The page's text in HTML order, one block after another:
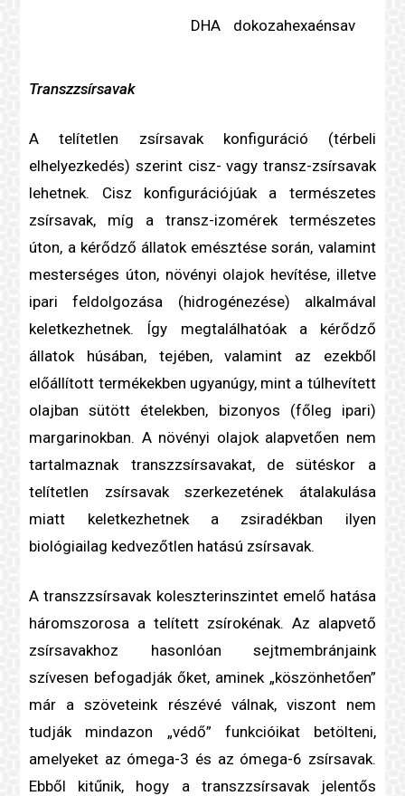
DHA dokozahexaénsav
Transzzsírsavak
Atelítetlen zsírsavak konfiguráció (térbeli
elhelyezkedés) szerint cisz- vagy transz-zsírsavak
lehetnek. Cisz konfigurációjúak a természetes
zsírsavak, míg a transz-izomérek természetes
úton, a kérődző állatok emésztése során, valamint
mesterséges úton, növényi olajok hevítése, illetve
ipari feldolgozása (hidrogénezése) alkalmával
keletkezhetnek. Így megtalálhatóak a kérődző
állatok húsában, tejében, valamint az ezekből
előállított termékekben ugyanúgy, mint a túlhevített
olajban sütött ételekben, bizonyos (főleg ipari)
margarinokban. A növényi olajok alapvetően nem
tartalmaznak transzzsírsavakat, de sütéskor a
telítetlen zsírsavak szerkezetének átalakulása
miatt keletkezhetnek a zsiradékban ilyen
biológiailag kedvezőtlen hatású zsírsavak.
Atranszzsírsavak koleszterinszintet emelő hatása
háromszorosa atelített zsírokénak. Az alapvető
zsírsavakhoz hasonlóan sejtmembránjaink
szívesen befogadják őket, aminek „köszönhetően”
már a szöveteink részévé válnak, viszont nem
tudják mindazon „védő” funkcióikat betölteni,
amelyeket az ómega-3 és az ómega-6 zsírsavak.
Ebből kitűnik, hogy a transzzsírsavak jelentős